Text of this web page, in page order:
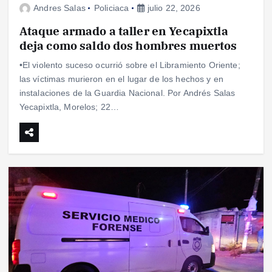
Andres Salas Policiaca julio 22, 2026
Ataque armado a taller en Yecapixtla
deja como saldo dos hombres muertos
•El violento suceso ocurrió sobre el Libramiento Oriente;
las víctimas murieron en el lugar de los hechos y en
instalaciones de la Guardia Nacional. Por Andrés Salas
Yecapixtla, Morelos; 22…